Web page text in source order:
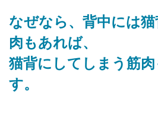
なぜなら、背中には
肉もあれば、
猫背にしてしまう筋
す。